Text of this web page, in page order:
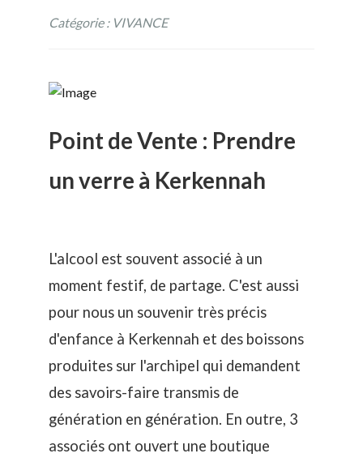
Catégorie : VIVANCE
Point de Vente : Prendre
un verre à Kerkennah
L'alcool est souvent associé à un
moment festif, de partage. C'est aussi
pour nous un souvenir très précis
d'enfance à Kerkennah et des boissons
produites sur l'archipel qui demandent
des savoirs-faire transmis de
génération en génération. En outre, 3
associés ont ouvert une boutique